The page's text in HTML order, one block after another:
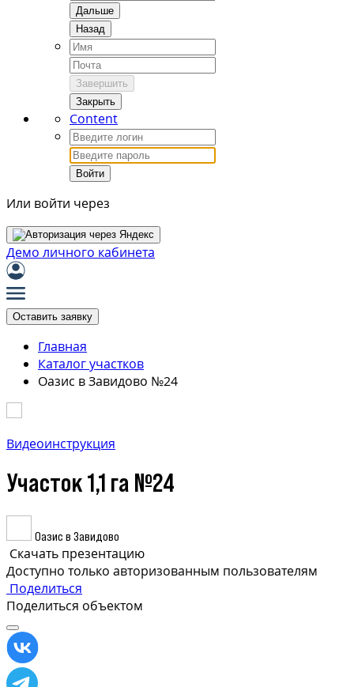
Дальше
Назад
Завершить
Закрыть
Content
Войти
Или войти через
Демо личного кабинета
Оставить заявку
Главная
Каталог участков
Оазис в Завидово №24
Видеоинструкция
Участок 1,1 га №24
Оазис в Завидово
Скачать презентацию
Доступно только авторизованным пользователям
Поделиться
Поделиться объектом